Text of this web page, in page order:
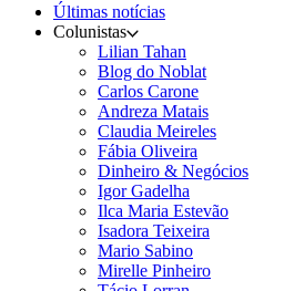
Últimas notícias
Colunistas
Lilian Tahan
Blog do Noblat
Carlos Carone
Andreza Matais
Claudia Meireles
Fábia Oliveira
Dinheiro & Negócios
Igor Gadelha
Ilca Maria Estevão
Isadora Teixeira
Mario Sabino
Mirelle Pinheiro